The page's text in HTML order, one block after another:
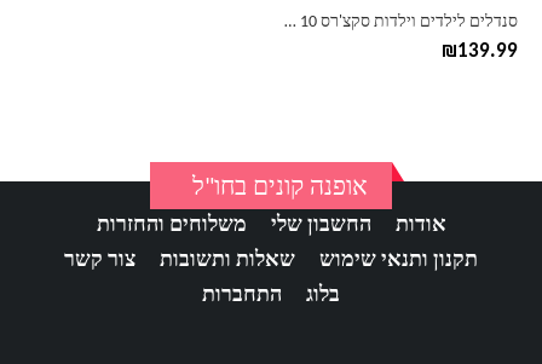
סנדלים לילדים וילדות סקצ'רס Skechers – 10 צבעים לבחירה
₪139.99
בעמוד
אופנה קונים בחו"ל
אודות החשבון שלי
משלוחים והחזרות
תקנון ותנאי שימוש
שאלות ותשובות
צור קשר
בלוג
התחברות